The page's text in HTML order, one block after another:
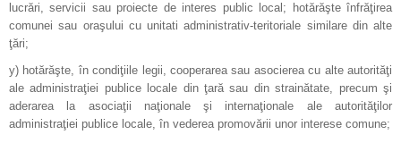
lucrări, servicii sau proiecte de interes public local; hotărăşte înfrăţirea
comunei sau oraşului cu unitati administrativ-teritoriale similare din alte
ţări;
y) hotărăşte, în condiţiile legii, cooperarea sau asocierea cu alte autorităţi
ale administraţiei publice locale din ţară sau din strainătate, precum şi
aderarea la asociaţii naţionale şi internaţionale ale autorităţilor
administraţiei publice locale, în vederea promovării unor interese comune;